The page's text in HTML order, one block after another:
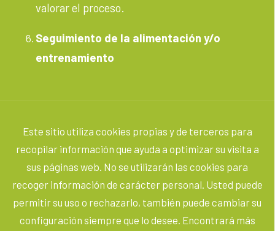
valorar el proceso.
Seguimiento de la alimentación y/o
entrenamiento
Este sitio utiliza cookies propias y de terceros para
recopilar información que ayuda a optimizar su visita a
sus páginas web. No se utilizarán las cookies para
recoger información de carácter personal. Usted puede
permitir su uso o rechazarlo, también puede cambiar su
configuración siempre que lo desee. Encontrará más